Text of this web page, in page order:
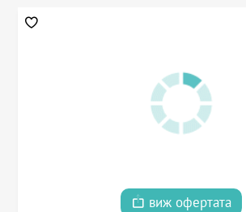
виж офертата